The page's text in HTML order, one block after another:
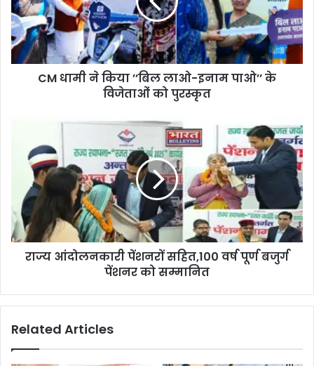
CM धामी ने किया ’’बिल लाओ-इनाम पाओ’’ के
विजेताओं को पुरस्कृत
राज्य आंदोलनकारी पेंशनरों सहित,100 वर्ष पूर्ण बजुर्ग
पेंशनर को सम्मानित
Related Articles